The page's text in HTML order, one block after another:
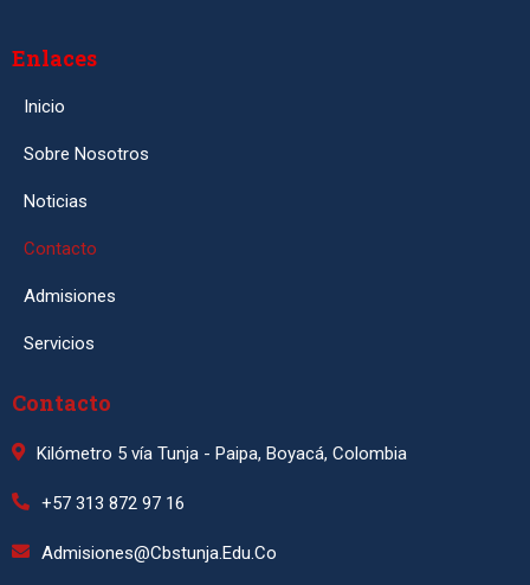
Enlaces
Inicio
Sobre Nosotros
Noticias
Contacto
Admisiones
Servicios
Contacto
Kilómetro 5 vía Tunja - Paipa, Boyacá, Colombia
+57 313 872 97 16
Admisiones@cbstunja.edu.co